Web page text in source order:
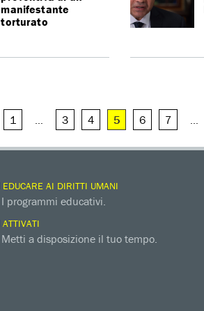
manifestante
torturato
1 … 3 4 5 6 7 …
EDUCARE AI DIRITTI UMANI
I programmi educativi.
ATTIVATI
Metti a disposizione il tuo tempo.